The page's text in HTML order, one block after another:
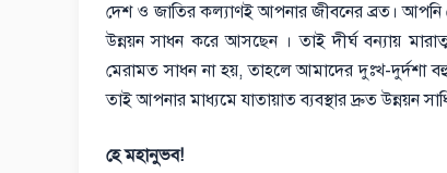
দেশ ও জাতির কল্যাণই আপনার জীবনের ব্রত। আপনি
উন্নয়ন সাধন করে আসছেন । তাই দীর্ঘ বন্যায়
মেরামত সাধন না হয়, তাহলে আমাদের দুঃখ-দুর্দশা
তাই আপনার মাধ্যমে যাতায়াত ব্যবস্থার দ্রুত উন্নয়ন
হে মহানুভব!